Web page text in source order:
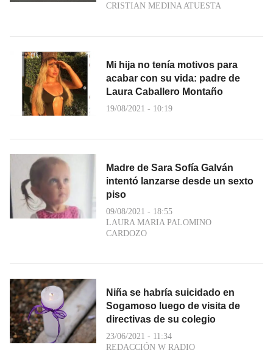
CRISTIAN MEDINA ATUESTA
Mi hija no tenía motivos para
acabar con su vida: padre de
Laura Caballero Montaño
19/08/2021 - 10:19
Madre de Sara Sofía Galván
intentó lanzarse desde un sexto
piso
09/08/2021 - 18:55
LAURA MARIA PALOMINO
CARDOZO
Niña se habría suicidado en
Sogamoso luego de visita de
directivas de su colegio
23/06/2021 - 11:34
REDACCIÓN W RADIO